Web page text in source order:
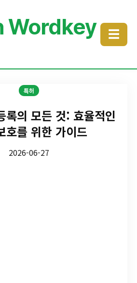
Wordkey ☰
특허
록의 모든 것: 효율적인
호를 위한 가이드
2026-06-27